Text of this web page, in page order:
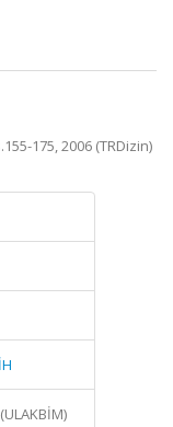
175, 2006 (TRDizin)